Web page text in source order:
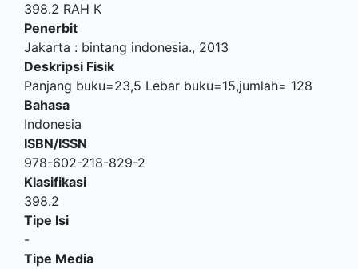
398.2 RAH K
Penerbit
Jakarta : bintang indonesia., 2013
Deskripsi Fisik
Panjang buku=23,5 Lebar buku=15,jumlah= 128
Bahasa
Indonesia
ISBN/ISSN
978-602-218-829-2
Klasifikasi
398.2
Tipe Isi
-
Tipe Media